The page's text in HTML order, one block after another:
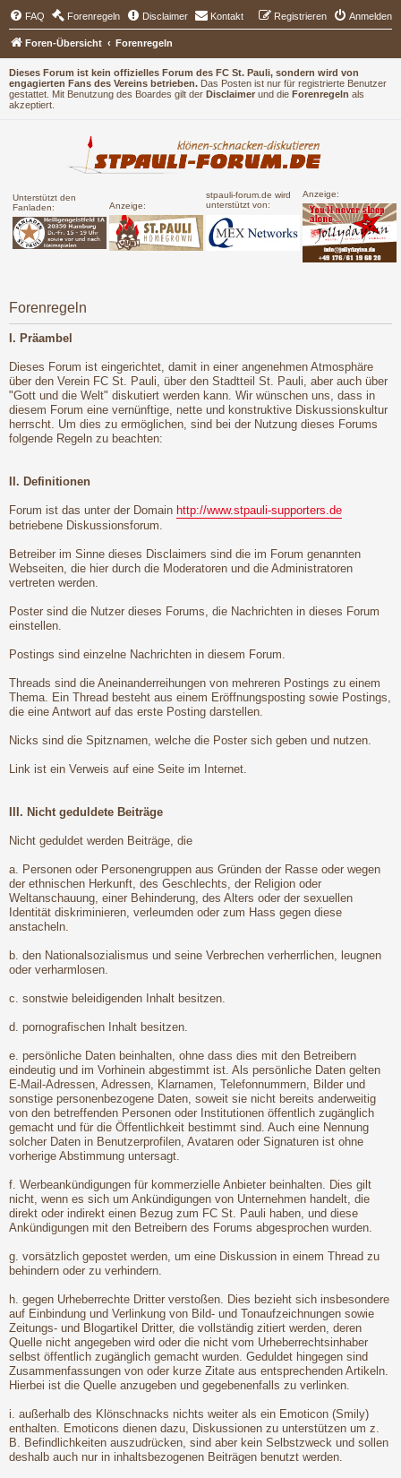
Dieses Forum ist kein offizielles Forum des FC St. Pauli, sondern wird von
engagierten Fans des Vereins betrieben. Das Posten ist nur für registrierte Benutzer
gestattet. Mit Benutzung des Boardes gilt der Disclaimer und die Forenregeln als
akzeptiert.
Unterstützt den
Fanladen:
Anzeige:
stpauli-forum.de wird
unterstützt von:
Anzeige:
FAQ Forenregeln Disclaimer Kontakt Anmelden
Registrieren
Foren-Übersicht Forenregeln
Forenregeln
I. Präambel
Dieses Forum ist eingerichtet, damit in einer angenehmen Atmosphäre
über den Verein FC St. Pauli, über den Stadtteil St. Pauli, aber auch über
"Gott und die Welt" diskutiert werden kann. Wir wünschen uns, dass in
diesem Forum eine vernünftige, nette und konstruktive Diskussionskultur
herrscht. Um dies zu ermöglichen, sind bei der Nutzung dieses Forums
folgende Regeln zu beachten:
II. Definitionen
Forum ist das unter der Domain http://www.stpauli-supporters.de
betriebene Diskussionsforum.
Betreiber im Sinne dieses Disclaimers sind die im Forum genannten
Webseiten, die hier durch die Moderatoren und die Administratoren
vertreten werden.
Poster sind die Nutzer dieses Forums, die Nachrichten in dieses Forum
einstellen.
Postings sind einzelne Nachrichten in diesem Forum.
Threads sind die Aneinanderreihungen von mehreren Postings zu einem
Thema. Ein Thread besteht aus einem Eröffnungsposting sowie Postings,
die eine Antwort auf das erste Posting darstellen.
Nicks sind die Spitznamen, welche die Poster sich geben und nutzen.
Link ist ein Verweis auf eine Seite im Internet.
III. Nicht geduldete Beiträge
Nicht geduldet werden Beiträge, die
a. Personen oder Personengruppen aus Gründen der Rasse oder wegen
der ethnischen Herkunft, des Geschlechts, der Religion oder
Weltanschauung, einer Behinderung, des Alters oder der sexuellen
Identität diskriminieren, verleumden oder zum Hass gegen diese
anstacheln.
b. den Nationalsozialismus und seine Verbrechen verherrlichen, leugnen
oder verharmlosen.
c. sonstwie beleidigenden Inhalt besitzen.
d. pornografischen Inhalt besitzen.
e. persönliche Daten beinhalten, ohne dass dies mit den Betreibern
eindeutig und im Vorhinein abgestimmt ist. Als persönliche Daten gelten
E-Mail-Adressen, Adressen, Klarnamen, Telefonnummern, Bilder und
sonstige personenbezogene Daten, soweit sie nicht bereits anderweitig
von den betreffenden Personen oder Institutionen öffentlich zugänglich
gemacht und für die Öffentlichkeit bestimmt sind. Auch eine Nennung
solcher Daten in Benutzerprofilen, Avataren oder Signaturen ist ohne
vorherige Abstimmung untersagt.
f. Werbeankündigungen für kommerzielle Anbieter beinhalten. Dies gilt
nicht, wenn es sich um Ankündigungen von Unternehmen handelt, die
direkt oder indirekt einen Bezug zum FC St. Pauli haben, und diese
Ankündigungen mit den Betreibern des Forums abgesprochen wurden.
g. vorsätzlich gepostet werden, um eine Diskussion in einem Thread zu
behindern oder zu verhindern.
h. gegen Urheberrechte Dritter verstoßen. Dies bezieht sich insbesondere
auf Einbindung und Verlinkung von Bild- und Tonaufzeichnungen sowie
Zeitungs- und Blogartikel Dritter, die vollständig zitiert werden, deren
Quelle nicht angegeben wird oder die nicht vom Urheberrechtsinhaber
selbst öffentlich zugänglich gemacht wurden. Geduldet hingegen sind
Zusammenfassungen von oder kurze Zitate aus entsprechenden Artikeln.
Hierbei ist die Quelle anzugeben und gegebenenfalls zu verlinken.
i. außerhalb des Klönschnacks nichts weiter als ein Emoticon (Smily)
enthalten. Emoticons dienen dazu, Diskussionen zu unterstützen um z.
B. Befindlichkeiten auszudrücken, sind aber kein Selbstzweck und sollen
deshalb auch nur in inhaltsbezogenen Beiträgen benutzt werden.